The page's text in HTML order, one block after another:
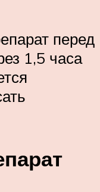
перед
1,5 часа